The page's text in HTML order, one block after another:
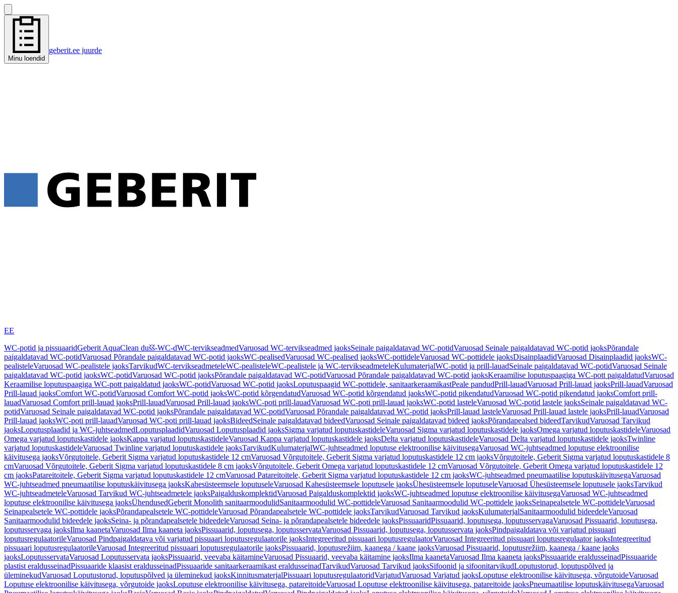
Minu loendid
geberit.ee juurde
EE
WC-potid ja pissuaaridGeberit AquaClean dušš-WC-dWC-tervikseadmedVaruosad WC-tervikseadmed jaoksSeinale paigaldatavad WC-potidVaruosad Seinale paigaldatavad WC-potid jaoksPõrandale
paigaldatavad WC-potidVaruosad Põrandale paigaldatavad WC-potid jaoksWC-pealisedVaruosad WC-pealised jaoksWC-pottideleVaruosad WC-pottidele jaoksDisainplaadidVaruosad Disainplaadid jaoksWC-
pealisteleVaruosad WC-pealistele jaoksTarvikudWC-tervikseadmeteleWC-pealisteleWC-pealistele ja WC-tervikseadmeteleKulumaterjalWC-potid ja prill-lauadSeinale paigaldatavad WC-potidVaruosad Seinale
paigaldatavad WC-potid jaoksWC-potidVaruosad WC-potid jaoksPõrandale paigaldatavad WC-potidVaruosad Põrandale paigaldatavad WC-potid jaoksKeraamilise loputuspaagiga WC-pott paigaldatudVaruosad
Keraamilise loputuspaagiga WC-pott paigaldatud jaoksWC-potidVaruosad WC-potid jaoksLoputuspaagid WC-pottidele, sanitaarkeraamikastPeale pandudPrill-lauadVaruosad Prill-lauad jaoksPrill-lauadVaruosad
Prill-lauad jaoksComfort WC-potidVaruosad Comfort WC-potid jaoksWC-potid kõrgendatudVaruosad WC-potid kõrgendatud jaoksWC-potid pikendatudVaruosad WC-potid pikendatud jaoksComfort prill-
lauadVaruosad Comfort prill-lauad jaoksPrill-lauadVaruosad Prill-lauad jaoksWC-poti prill-lauadVaruosad WC-poti prill-lauad jaoksWC-potid lasteleVaruosad WC-potid lastele jaoksSeinale paigaldatavad WC-
potidVaruosad Seinale paigaldatavad WC-potid jaoksPõrandale paigaldatavad WC-potidVaruosad Põrandale paigaldatavad WC-potid jaoksPrill-lauad lasteleVaruosad Prill-lauad lastele jaoksPrill-lauadVaruosad
Prill-lauad jaoksWC-poti prill-lauadVaruosad WC-poti prill-lauad jaoksBideedSeinale paigaldatavad bideedVaruosad Seinale paigaldatavad bideed jaoksPõrandapealsed bideedTarvikudVaruosad Tarvikud
jaoksLoputusplaadid ja WC-juhtseadmedLoputusplaadidVaruosad Loputusplaadid jaoksSigma varjatud loputuskastideleVaruosad Sigma varjatud loputuskastidele jaoksOmega varjatud loputuskastideleVaruosad
Omega varjatud loputuskastidele jaoksKappa varjatud loputuskastideleVaruosad Kappa varjatud loputuskastidele jaoksDelta varjatud loputuskastideleVaruosad Delta varjatud loputuskastidele jaoksTwinline
varjatud loputuskastideleVaruosad Twinline varjatud loputuskastidele jaoksTarvikudKulumaterjalWC-juhtseadmed loputuse elektroonilise käivitusegaVaruosad WC-juhtseadmed loputuse elektroonilise
käivitusega jaoksVõrgutoitele, Geberit Sigma varjatud loputuskastidele 12 cmVaruosad Võrgutoitele, Geberit Sigma varjatud loputuskastidele 12 cm jaoksVõrgutoitele, Geberit Sigma varjatud loputuskastidele 8
cmVaruosad Võrgutoitele, Geberit Sigma varjatud loputuskastidele 8 cm jaoksVõrgutoitele, Geberit Omega varjatud loputuskastidele 12 cmVaruosad Võrgutoitele, Geberit Omega varjatud loputuskastidele 12
cm jaoksPatareitoitele, Geberit Sigma varjatud loputuskastidele 12 cmVaruosad Patareitoitele, Geberit Sigma varjatud loputuskastidele 12 cm jaoksWC-juhtseadmed pneumaatilise loputuskäivitusegaVaruosad
WC-juhtseadmed pneumaatilise loputuskäivitusega jaoksKahesüsteemsele loputuseleVaruosad Kahesüsteemsele loputusele jaoksÜhesüsteemsele loputuseleVaruosad Ühesüsteemsele loputusele jaoksTarvikud
WC-juhtseadmeteleVaruosad Tarvikud WC-juhtseadmetele jaoksPaigalduskomplektidVaruosad Paigalduskomplektid jaoksWC-juhtseadmed loputuse elektroonilise käivitusegaVaruosad WC-juhtseadmed
loputuse elektroonilise käivitusega jaoksÜhendusedGeberit Monolith sanitaarmoodulidSanitaarmoodulid WC-pottideleVaruosad Sanitaarmoodulid WC-pottidele jaoksSeinapealsetele WC-pottideleVaruosad
Seinapealsetele WC-pottidele jaoksPõrandapealsetele WC-pottideleVaruosad Põrandapealsetele WC-pottidele jaoksTarvikudVaruosad Tarvikud jaoksKulumaterjalSanitaarmoodulid bideedeleVaruosad
Sanitaarmoodulid bideedele jaoksSeina- ja põrandapealsetele bideedeleVaruosad Seina- ja põrandapealsetele bideedele jaoksPissuaaridPissuaarid, loputusega, loputusservagaVaruosad Pissuaarid, loputusega,
loputusservaga jaoksIlma kaanetaVaruosad Ilma kaaneta jaoksPissuaarid, loputusega, loputusservataVaruosad Pissuaarid, loputusega, loputusservata jaoksPindpaigaldatava või varjatud pissuaari
loputusregulaatorileVaruosad Pindpaigaldatava või varjatud pissuaari loputusregulaatorile jaoksIntegreeritud pissuaari loputusregulaatorVaruosad Integreeritud pissuaari loputusregulaator jaoksIntegreeritud
pissuaari loputusregulaatorileVaruosad Integreeritud pissuaari loputusregulaatorile jaoksPissuaarid, loputusrežiim, kaanega / kaane jaoksVaruosad Pissuaarid, loputusrežiim, kaanega / kaane jaoks
jaoksLoputusservataVaruosad Loputusservata jaoksPissuaarid, veevaba käitamineVaruosad Pissuaarid, veevaba käitamine jaoksIlma kaanetaVaruosad Ilma kaaneta jaoksPissuaaride eraldusseinadPissuaaride
plastist eraldusseinadPissuaaride klaasist eraldusseinadPissuaaride sanitaarkeraamikast eraldusseinadTarvikudVaruosad Tarvikud jaoksSifoonid ja sifoonitarvikudLoputustorud, loputuspõlved ja
üleminekudVaruosad Loputustorud, loputuspõlved ja üleminekud jaoksKinnitusmaterjalPissuaari loputusregulaatoridVarjatudVaruosad Varjatud jaoksLoputuse elektroonilise käivitusega, võrgutoideVaruosad
Loputuse elektroonilise käivitusega, võrgutoide jaoksLoputuse elektroonilise käivitusega, patareitoideVaruosad Loputuse elektroonilise käivitusega, patareitoide jaoksPneumaatilise loputuskäivitusegaVaruosad